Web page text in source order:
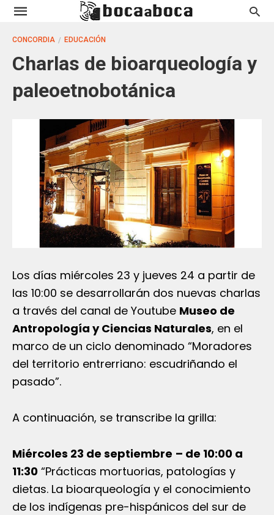
CONCORDIA EDUCACIÓN
Charlas de bioarqueología y
paleoetnobotánica
Los días miércoles 23 y jueves 24 a partir de
las 10:00 se desarrollarán dos nuevas charlas
a través del canal de Youtube Museo de
Antropología y Ciencias Naturales, en el
marco de un ciclo denominado “Moradores
del territorio entrerriano: escudriñando el
pasado”.
A continuación, se transcribe la grilla:
Miércoles 23 de septiembre – de 10:00 a
11:30 “Prácticas mortuorias, patologías y
dietas. La bioarqueología y el conocimiento
de los indígenas pre-hispánicos del sur de